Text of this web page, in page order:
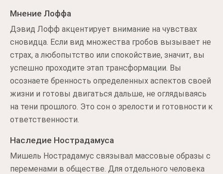
Мнение Лоффа
Дэвид Лофф акцентирует внимание на чувствах
сновидца. Если вид множества гробов вызывает не
страх, а любопытство или спокойствие, значит, вы
успешно проходите этап трансформации. Вы
осознаете бренность определенных аспектов своей
жизни и готовы двигаться дальше, не оглядываясь
на тени прошлого. Это сон о зрелости и готовности к
ответственности.
Наследие Нострадамуса
Мишель Нострадамус связывал массовые образы с
переменами в обществе. Для отдельного человека